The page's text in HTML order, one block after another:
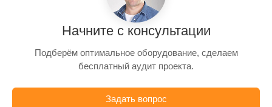
Начните с консультации
Подберём оптимальное оборудование, сделаем
бесплатный аудит проекта.
Задать вопрос